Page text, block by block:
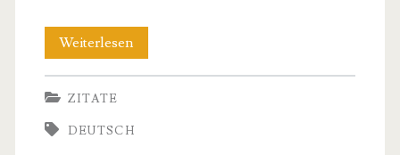
WeiterlesenInspirierende
Kontra
Zitate
ZITATE
DEUTSCH